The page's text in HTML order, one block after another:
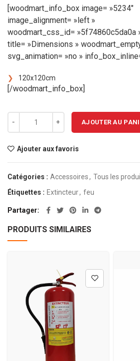
[woodmart_info_box image= »5234″
image_alignment= »left »
woodmart_css_id= »5f74860c5da0a
title= »Dimensions »
svg_animation= »no »
120x120cm
[/woodmart_info_box]
AJOUTER AU
Ajouter aux favoris
Catégories : Accessoires, Tous les
Étiquettes : Extincteur, feu
Partager
PRODUITS SIMILAIRES